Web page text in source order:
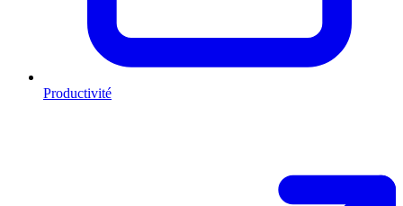
Productivité